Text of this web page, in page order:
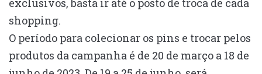
exclusivos, basta ir até o posto de troca de cada
shopping.
O período para colecionar os pins e trocar pelos
produtos da campanha é de 20 de março a 18 de